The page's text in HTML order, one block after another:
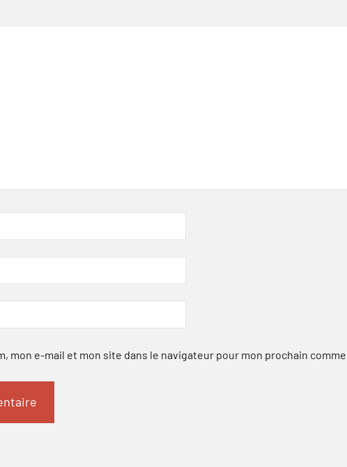
mon e-mail et mon site dans le navigateur pour mon prochain